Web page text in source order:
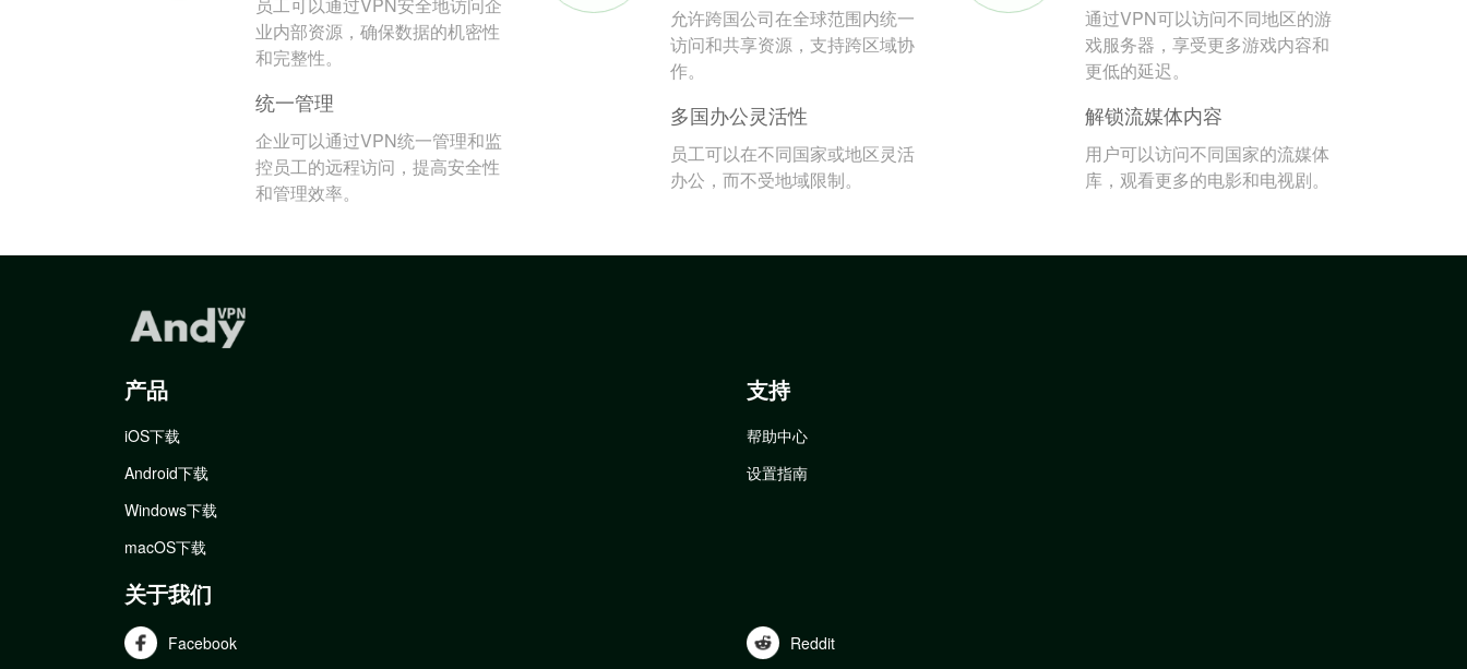
员工可以通过VPN安全地访问企
业内部资源，确保数据的机密性
和完整性。
统一管理
企业可以通过VPN统一管理和监
控员工的远程访问，提高安全性
和管理效率。
允许跨国公司在全球范围内统一
访问和共享资源，支持跨区域协
作。
多国办公灵活性
员工可以在不同国家或地区灵活
办公，而不受地域限制。
通过VPN可以访问不同地区的游
戏服务器，享受更多游戏内容和
更低的延迟。
解锁流媒体内容
用户可以访问不同国家的流媒体
库，观看更多的电影和电视剧。
产品
iOS下载
Android下载
Windows下载
macOS下载
支持
帮助中心
设置指南
关于我们
Facebook Reddit